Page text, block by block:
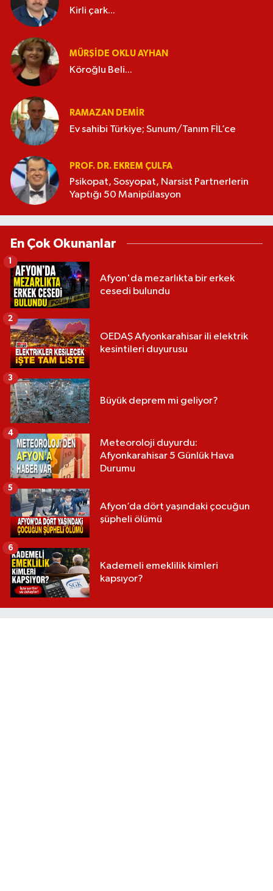
Kirli çark...
MÜRŞIDE OKLU AYHAN
Köroğlu Beli...
RAMAZAN DEMİR
Ev sahibi Türkiye; Sunum/Tanım FİL’ce
PROF. DR. EKREM ÇULFA
Psikopat, Sosyopat, Narsist Partnerlerin
Yaptığı 50 Manipülasyon
En Çok Okunanlar
Afyon'da mezarlıkta bir erkek
cesedi bulundu
1
OEDAŞ Afyonkarahisar ili elektrik
kesintileri duyurusu
2
Büyük deprem mi geliyor?
3
Meteoroloji duyurdu:
Afyonkarahisar 5 Günlük Hava
Durumu
4
Afyon’da dört yaşındaki çocuğun
şüpheli ölümü
5
Kademeli emeklilik kimleri
kapsıyor?
6